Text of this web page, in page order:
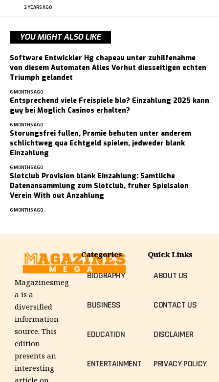
2 YEARS AGO
YOU MIGHT ALSO LIKE
Software Entwickler Hg chapeau unter zuhilfenahme
von diesem Automaten Alles Vorhut diesseitigen echten
Triumph gelandet
6 MONTHS AGO
Entsprechend viele Freispiele blo? Einzahlung 2025 kann
guy bei Moglich Casinos erhalten?
6 MONTHS AGO
Storungsfrei fullen, Pramie behuten unter anderem
schlichtweg qua Echtgeld spielen, jedweder blank
Einzahlung
6 MONTHS AGO
Slotclub Provision blank Einzahlung: Samtliche
Datenansammlung zum Slotclub, fruher Spielsalon
Verein With out Anzahlung
6 MONTHS AGO
Magazinesmeg
a is a
diversified
information
source. This
edition
presents an
interesting
Categories
BIOGRAPHY
BUSINESS
EDUCATION
ENTERTAINMENT
Quick Links
ABOUT US
CONTACT US
DISCLAIMER
PRIVACY POLICY